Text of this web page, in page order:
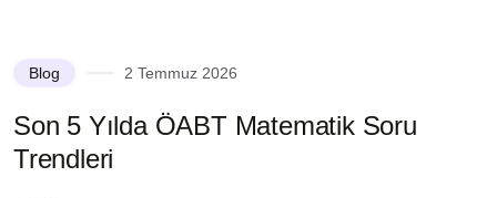
Blog 2 Temmuz 2026
Son 5 Yılda ÖABT Matematik Soru
Trendleri